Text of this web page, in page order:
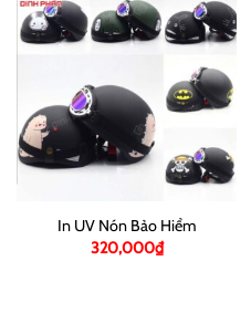
In UV Nón Bảo Hiểm
320,000₫